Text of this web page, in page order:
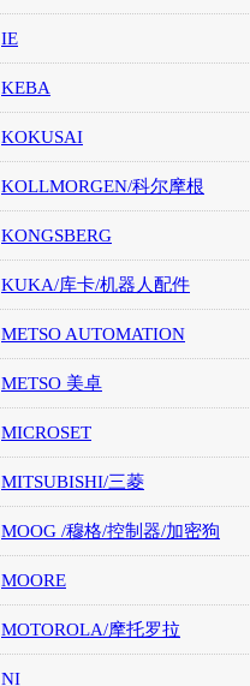
IE
KEBA
KOKUSAI
KOLLMORGEN/科尔摩根
KONGSBERG
KUKA/库卡/机器人配件
METSO AUTOMATION
METSO 美卓
MICROSET
MITSUBISHI/三菱
MOOG /穆格/控制器/加密狗
MOORE
MOTOROLA/摩托罗拉
NI